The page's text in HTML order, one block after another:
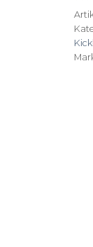
mit
5,
auf
1